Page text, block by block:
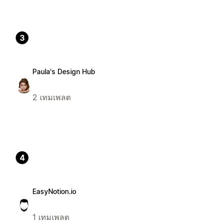
3
Paula's Design Hub
2 เทมเพลต
4
EasyNotion.io
1 เทมเพลต